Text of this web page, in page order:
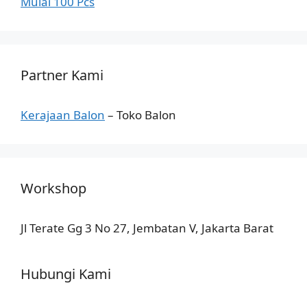
Partner Kami
Kerajaan Balon – Toko Balon
Workshop
Jl Terate Gg 3 No 27, Jembatan V, Jakarta Barat
Hubungi Kami